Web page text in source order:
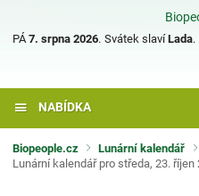
PÁ 7. srpna 2026. Svátek slavíLada.
NABÍDKA
Biopeople.cz Lunární kalendář
Lunární kalendář pro středa, 23. říjen